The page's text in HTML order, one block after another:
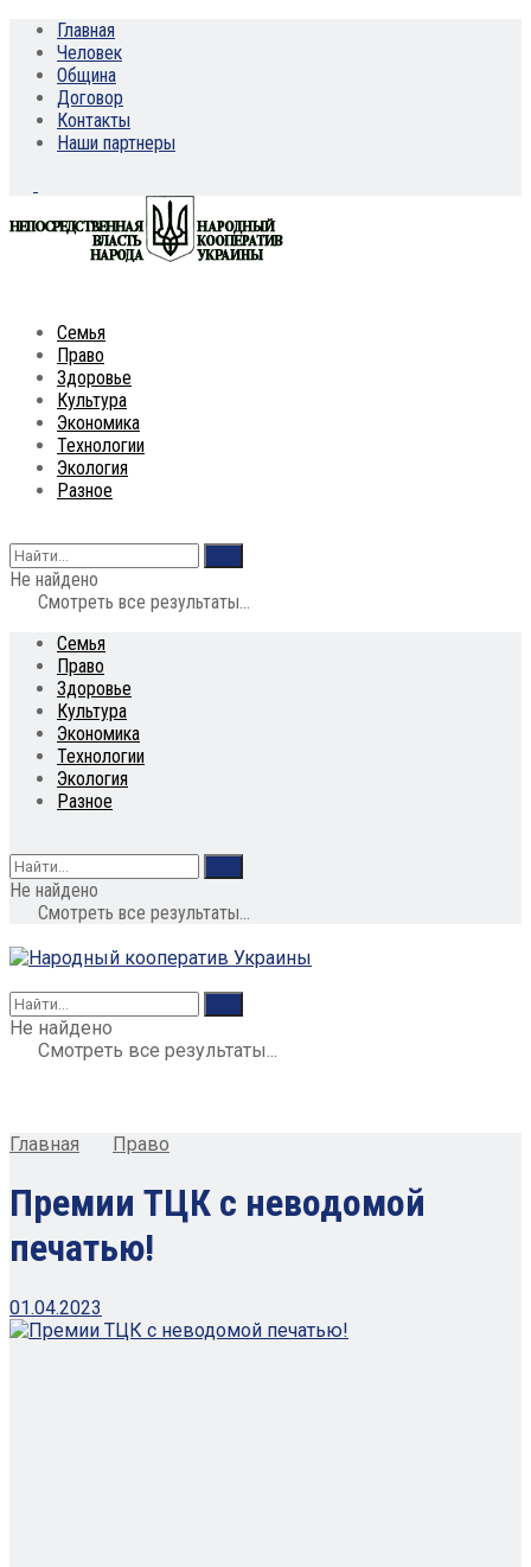
Главная
Человек
Община
Договор
Контакты
Наши партнеры
Семья
Право
Здоровье
Культура
Экономика
Технологии
Экология
Разное
Не найдено
Смотреть все результаты...
Семья
Право
Здоровье
Культура
Экономика
Технологии
Экология
Разное
Не найдено
Смотреть все результаты...
Не найдено
Смотреть все результаты...
Главная Право
Премии ТЦК с неводомой
печатью!
01.04.2023